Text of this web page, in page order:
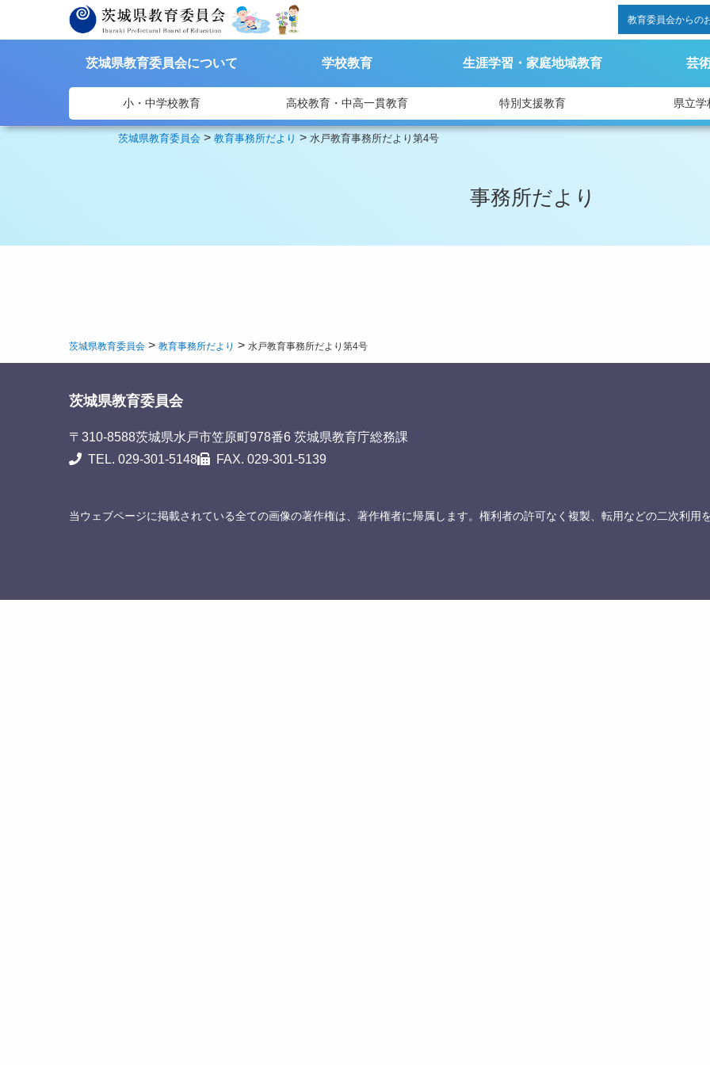
教育委員会からの
茨城県教育委員会について 学校教育 生涯学習・家庭地域教育 芸
小・中学校教育 高校教育・中高一貫教育 特別支援教育 県立学
茨城県教育委員会 >教育事務所だより > 水戸教育事務所だより第4号
事務所だより
茨城県教育委員会 > 教育事務所だより > 水戸教育事務所だより第4号
茨城県教育委員会
〒310-8588茨城県水戸市笠原町978番6 茨城県教育庁総務課
TEL. 029-301-5148
FAX. 029-301-5139
当ウェブページに掲載されている全ての画像の著作権は、著作権者に帰属します。権利者の許可なく複製、転用などの二次利用